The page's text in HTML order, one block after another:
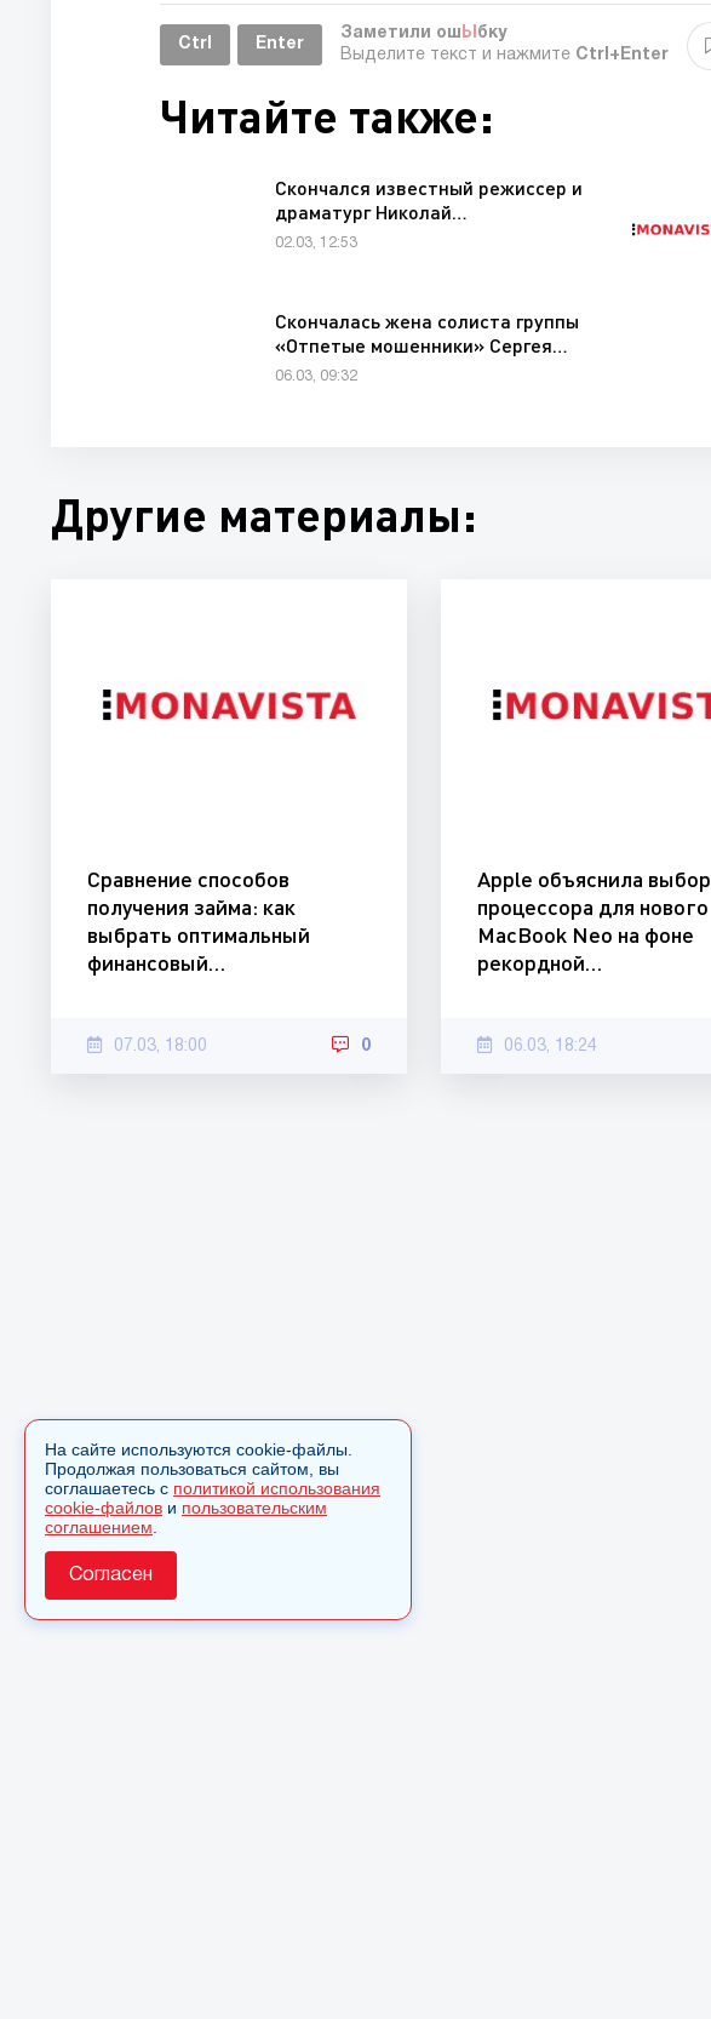
Ctrl Enter
Заметили ош Ы бку
Выделите текст и нажмите Ctrl+Enter
Читайте также:
Скончался известный режиссер и
драматург Николай…
02.03, 12:53
Скончалась жена солиста группы
«Отпетые мошенники» Сергея…
06.03, 09:32
Другие материалы:
Сравнение способов
получения займа: как
выбрать оптимальный
финансовый…
07.03, 18:00 0
Apple объяснила выбор
процессора для нового
MacBook Neo на фоне
рекордной…
06.03, 18:24
На сайте используются cookie-файлы.
Продолжая пользоваться сайтом, вы
соглашаетесь с политикой использования
cookie-файлов и пользовательским
соглашением
Согласен